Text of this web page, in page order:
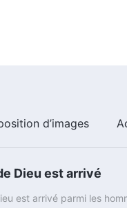
6:01
d’images
Dieu est arrivé
est arrivé parmi les